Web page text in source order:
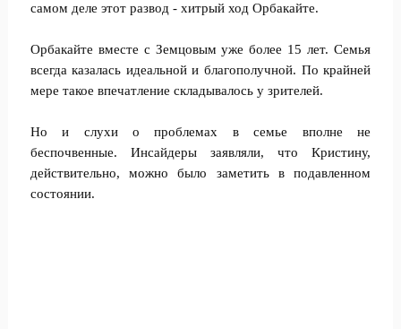
самом деле этот развод - хитрый ход Орбакайте.
Орбакайте вместе с Земцовым уже более 15 лет. Семья
всегда казалась идеальной и благополучной. По крайней
мере такое впечатление складывалось у зрителей.
Но и слухи о проблемах в семье вполне не
беспочвенные. Инсайдеры заявляли, что Кристину,
действительно, можно было заметить в подавленном
состоянии.